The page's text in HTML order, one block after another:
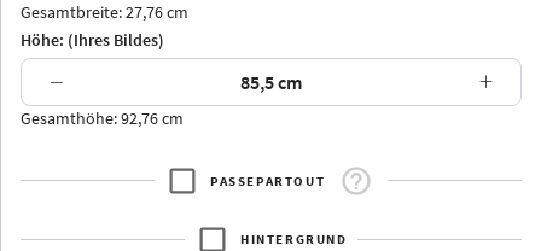
Arran Luzern
Thurgau
Gesamtbreite: 27,76 cm
Höhe: (Ihres Bildes)
− +
Gesamthöhe: 92,76 cm
PASSEPARTOUT
HINTERGRUND